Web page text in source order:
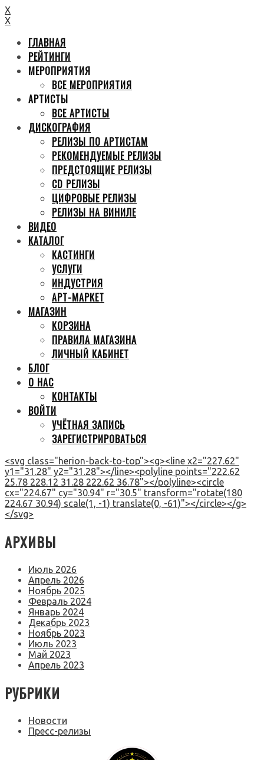
X
X
ГЛАВНАЯ
РЕЙТИНГИ
МЕРОПРИЯТИЯ
ВСЕ МЕРОПРИЯТИЯ
АРТИСТЫ
ВСЕ АРТИСТЫ
ДИСКОГРАФИЯ
РЕЛИЗЫ ПО АРТИСТАМ
РЕКОМЕНДУЕМЫЕ РЕЛИЗЫ
ПРЕДСТОЯЩИЕ РЕЛИЗЫ
CD РЕЛИЗЫ
ЦИФРОВЫЕ РЕЛИЗЫ
РЕЛИЗЫ НА ВИНИЛЕ
ВИДЕО
КАТАЛОГ
КАСТИНГИ
УСЛУГИ
ИНДУСТРИЯ
АРТ-МАРКЕТ
МАГАЗИН
КОРЗИНА
ПРАВИЛА МАГАЗИНА
ЛИЧНЫЙ КАБИНЕТ
БЛОГ
О НАС
КОНТАКТЫ
ВОЙТИ
УЧЁТНАЯ ЗАПИСЬ
ЗАРЕГИСТРИРОВАТЬСЯ
<svg class="herion-back-to-top"><g><line x2="227.62"
y1="31.28" y2="31.28"></line><polyline points="222.62
25.78 228.12 31.28 222.62 36.78"></polyline><circle
cx="224.67" cy="30.94" r="30.5" transform="rotate(180
224.67 30.94) scale(1, -1) translate(0, -61)"></circle></g>
</svg>
АРХИВЫ
Июль 2026
Апрель 2026
Ноябрь 2025
Февраль 2024
Январь 2024
Декабрь 2023
Ноябрь 2023
Июль 2023
Май 2023
Апрель 2023
РУБРИКИ
Новости
Пресс-релизы